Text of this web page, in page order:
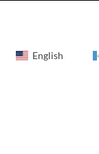
English